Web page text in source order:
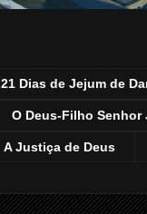
21 Dias de Jejum de
O Deus-Filho Senhor
A Justiça de Deus